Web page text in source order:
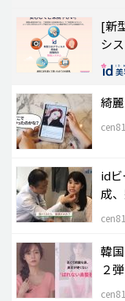
idニュース
病院紹介
料金一覧
ご相談のお問い合わせ
[新
シ
綺
cen81
id
成
cen81
韓
２
cen81